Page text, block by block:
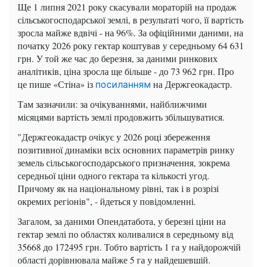
Ще 1 липня 2021 року скасували мораторій на продаж
сільськогосподарської землі, в результаті чого, її вартість
зросла майже вдвічі - на 96%. За офіційними даними, на
початку 2026 року гектар коштував у середньому 64 631
грн. У той же час до березня, за даними ринкових
аналітиків, ціна зросла ще більше - до 73 962 грн. Про
це пише «Стіна» із посиланням на Держгеокадастр.
Там зазначили: за очікуваннями, найближчими
місяцями вартість землі продовжить збільшуватися.
"Держгеокадастр очікує у 2026 році збереження
позитивної динаміки всіх основних параметрів ринку
земель сільськогосподарського призначення, зокрема
середньої ціни одного гектара та кількості угод.
Причому як на національному рівні, так і в розрізі
окремих регіонів", - йдеться у повідомленні.
Загалом, за даними Опендатабота, у березні ціни на
гектар землі по областях коливалися в середньому від
35668 до 172495 грн. Тобто вартість 1 га у найдорожчій
області дорівнювала майже 5 га у найдешевшій.